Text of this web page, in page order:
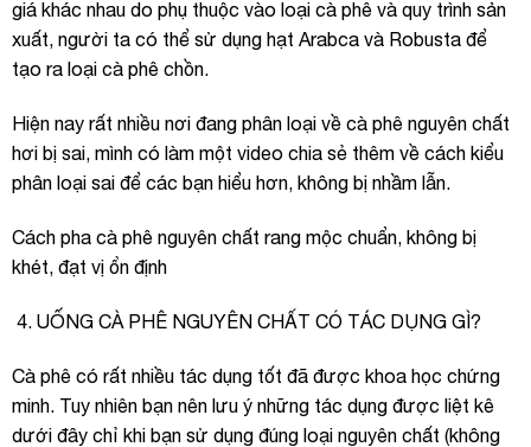
giá khác nhau do phụ thuộc vào loại cà phê và quy trình sản
xuất, người ta có thể sử dụng hạt Arabca và Robusta để
tạo ra loại cà phê chồn.
Hiện nay rất nhiều nơi đang phân loại về cà phê nguyên chất
hơi bị sai, mình có làm một video chia sẻ thêm về cách kiểu
phân loại sai để các bạn hiểu hơn, không bị nhầm lẫn.
Cách pha cà phê nguyên chất rang mộc chuẩn, không bị
khét, đạt vị ổn định
UỐNG CÀ PHÊ NGUYÊN CHẤT CÓ TÁC DỤNG GÌ?
Cà phê có rất nhiều tác dụng tốt đã được khoa học chứng
minh. Tuy nhiên bạn nên lưu ý những tác dụng được liệt kê
dưới đây chỉ khi bạn sử dụng đúng loại nguyên chất (không